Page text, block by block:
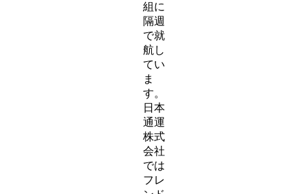
組に
隔週
で就
航し
てい
ま
す。
日本
通運
株式
会社
では
フレ